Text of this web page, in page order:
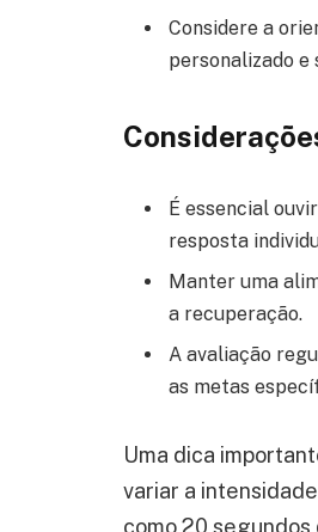
Considere a
personalizado e
É essencial
resposta
Manter uma
a recuperação.
A avaliação
as metas
Uma dica
variar a
como 20 segundos